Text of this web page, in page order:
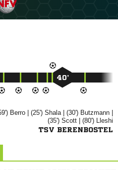
40’
 | (25') | (30') 
(35')  | (80') 
TSV BERENBOSTEL